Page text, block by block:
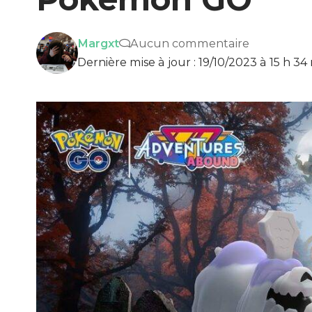
Dernière mise à jour : 19/10/2023 à 15 h 34
Margxt Aucun commentaire